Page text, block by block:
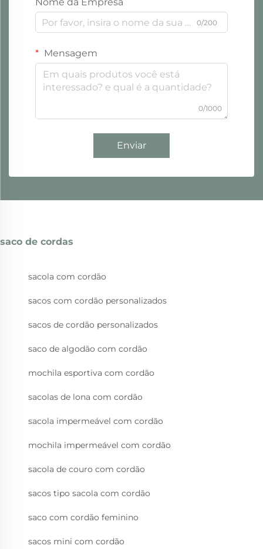
0/200
Mensagem
0/1000
Enviar
saco de cordas
sacola com cordão
sacos com cordão personalizados
sacos de cordão personalizados
saco de algodão com cordão
mochila esportiva com cordão
sacolas de lona com cordão
sacola impermeável com cordão
mochila impermeável com cordão
sacola de couro com cordão
sacos tipo sacola com cordão
saco com cordão feminino
sacos mini com cordão